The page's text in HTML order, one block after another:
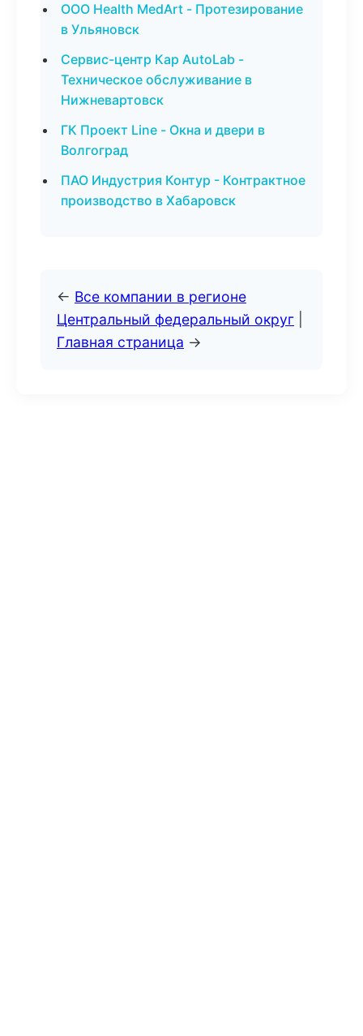
ООО Health MedArt - Протезирование
в Ульяновск
Сервис-центр Кар AutoLab -
Техническое обслуживание в
Нижневартовск
ГК Проект Line - Окна и двери в
Волгоград
ПАО Индустрия Контур - Контрактное
производство в Хабаровск
← Все компании в регионе
Центральный федеральный округ
Главная страница →